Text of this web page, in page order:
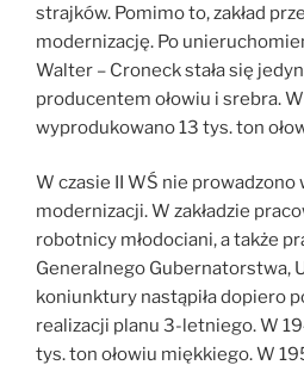
strajków. Pomimo to, zakład
modernizację. Po
Walter – Croneck stała się
producentem ołowiu i srebra.
wyprodukowano 13 tys. ton
W czasie II WŚ nie prowadzono
modernizacji. W zakładzie
robotnicy młodociani, a także
Generalnego Gubernatorstwa,
koniunktury nastąpiła dopiero
realizacji planu 3-letniego. W
tys. ton ołowiu miękkiego. W